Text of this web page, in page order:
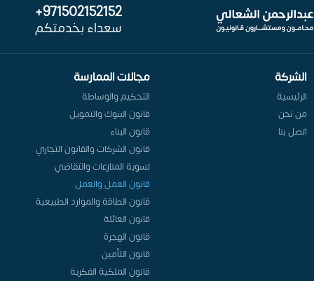
971502152152+
سعداء بخدمتكم
الشركة
الرئيسية
من نحن
اتصل بنا
مجالات الممارسة
التحكيم والوساطة
قانون البنوك والتمويل
قانون البناء
قانون الشركات والقانون التجاري
تسوية المنازعات والتقاضي
قانون العمل والعمل
قانون الطاقة والموارد الطبيعية
قانون العائلة
قانون الهجرة
قانون التأمين
قانون الملكية الفكرية